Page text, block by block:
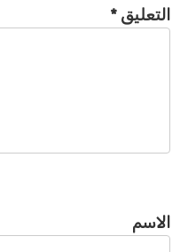
التعليق*
الاسم